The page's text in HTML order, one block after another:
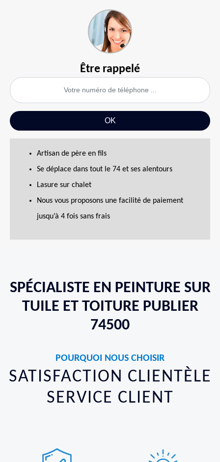
Être rappelé
Artisan de père en fils
Se déplace dans tout le 74 et ses alentours
Lasure sur chalet
Nous vous proposons une facilité de paiement
jusqu’à 4 fois sans frais
SPÉCIALISTE EN PEINTURE SUR
TUILE ET TOITURE PUBLIER
74500
POURQUOI NOUS CHOISIR
SATISFACTION CLIENTÈLE
SERVICE CLIENT